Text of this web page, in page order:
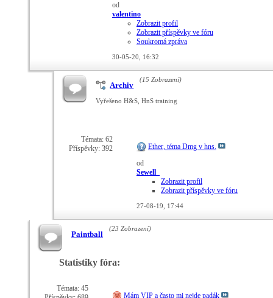
od
valentino
Zobrazit profil
Zobrazit příspěvky ve fóru
Soukromá zpráva
30-05-20, 16:32
Archiv
(15 Zobrazení)
Vyřešeno H&S, HnS training
Témata: 62
Příspěvky: 392
Ether, téma Dmg v hns.
od
Sewell_
Zobrazit profil
Zobrazit příspěvky ve fóru
27-08-19, 17:44
Paintball
(23 Zobrazení)
Statistiky fóra:
Témata: 45
Mám VIP a často mi nejde padák